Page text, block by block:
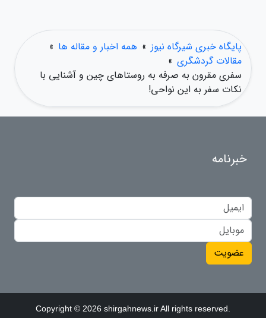
پایگاه خبری شیرگاه نیوز » همه اخبار و مقاله ها »
مقالات گردشگری »
سفری مقرون به صرفه به روستاهای چین و آشنایی با
نکات سفر به این نواحی!
خبرنامه
عضویت
Copyright © 2026 shirgahnews.ir All rights reserved.